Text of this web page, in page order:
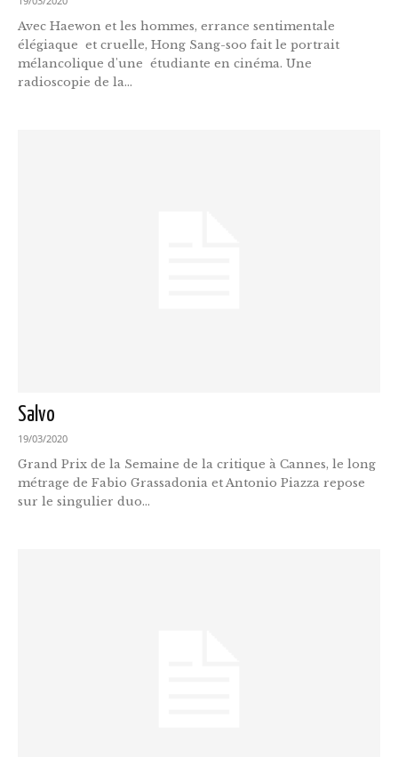
Avec Haewon et les hommes, errance sentimentale
élégiaque et cruelle, Hong Sang-soo fait le portrait
mélancolique d'une étudiante en cinéma. Une
radioscopie de la...
Salvo
19/03/2020
Grand Prix de la Semaine de la critique à Cannes, le long
métrage de Fabio Grassadonia et Antonio Piazza repose
sur le singulier duo...